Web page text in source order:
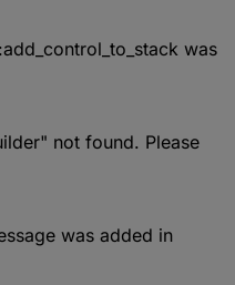
was
not found. Please
was added in